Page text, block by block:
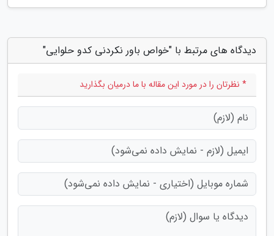
دیدگاه های مرتبط با "خواص باور نکردنی کدو حلوایی"
* نظرتان را در مورد این مقاله با ما درمیان بگذارید